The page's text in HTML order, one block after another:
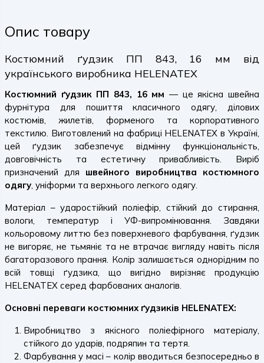
Опис товару
Костюмний ґудзик ПП 843, 16 мм від
українського виробника HELENATEX
Костюмний ґудзик ПП 843, 16 мм — це якісна швейна
фурнітура для пошиття класичного одягу, ділових
костюмів, жилетів, форменого та корпоративного
текстилю. Виготовлений на фабриці HELENATEX в Україні,
цей ґудзик забезпечує відмінну функціональність,
довговічність та естетичну привабливість. Виріб
призначений для швейного виробництва костюмного
одягу, уніформи та верхнього легкого одягу.
Матеріал – ударостійкий поліефір, стійкий до стирання,
вологи, температур і УФ-випромінювання. Завдяки
кольоровому литтю без поверхневого фарбування, ґудзик
не вигоряє, не тьмяніє та не втрачає вигляду навіть після
багаторазового прання. Колір залишається однорідним по
всій товщі ґудзика, що вигідно вирізняє продукцію
HELENATEX серед фарбованих аналогів.
Основні переваги костюмних ґудзиків HELENATEX:
Виробництво з якісного поліефірного матеріалу,
стійкого до ударів, подряпин та тертя.
Фарбування у масі – колір вводиться безпосередньо в